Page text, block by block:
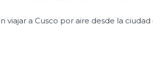
a Cusco por aire desde la ciudad